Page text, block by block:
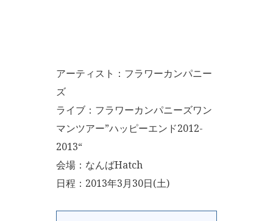
アーティスト：フラワーカンパニー
ズ
ライブ：フラワーカンパニーズワン
マンツアー”ハッピーエンド2012-
2013“
会場：なんばHatch
日程：2013年3月30日(土)